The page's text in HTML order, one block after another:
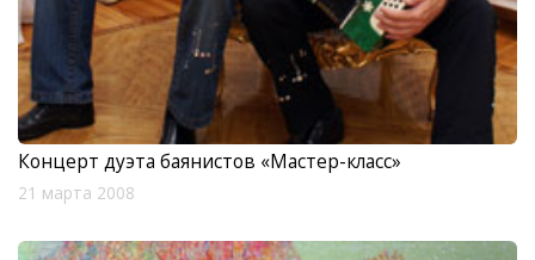
Концерт дуэта баянистов «Мастер-класс»
21 марта 2008